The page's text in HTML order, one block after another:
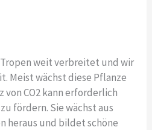
weit verbreitet und wir
Meist wächst diese Pflanze
CO2 kann erforderlich
fördern. Sie wächst aus
heraus und bildet schöne